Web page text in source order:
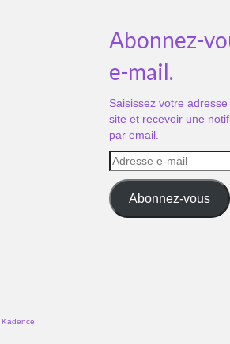
Abonnez-
e-mail.
Saisissez votre
site et recevoir une
par email.
Adresse
e-
mail
Abonnez-vous
Kadence.